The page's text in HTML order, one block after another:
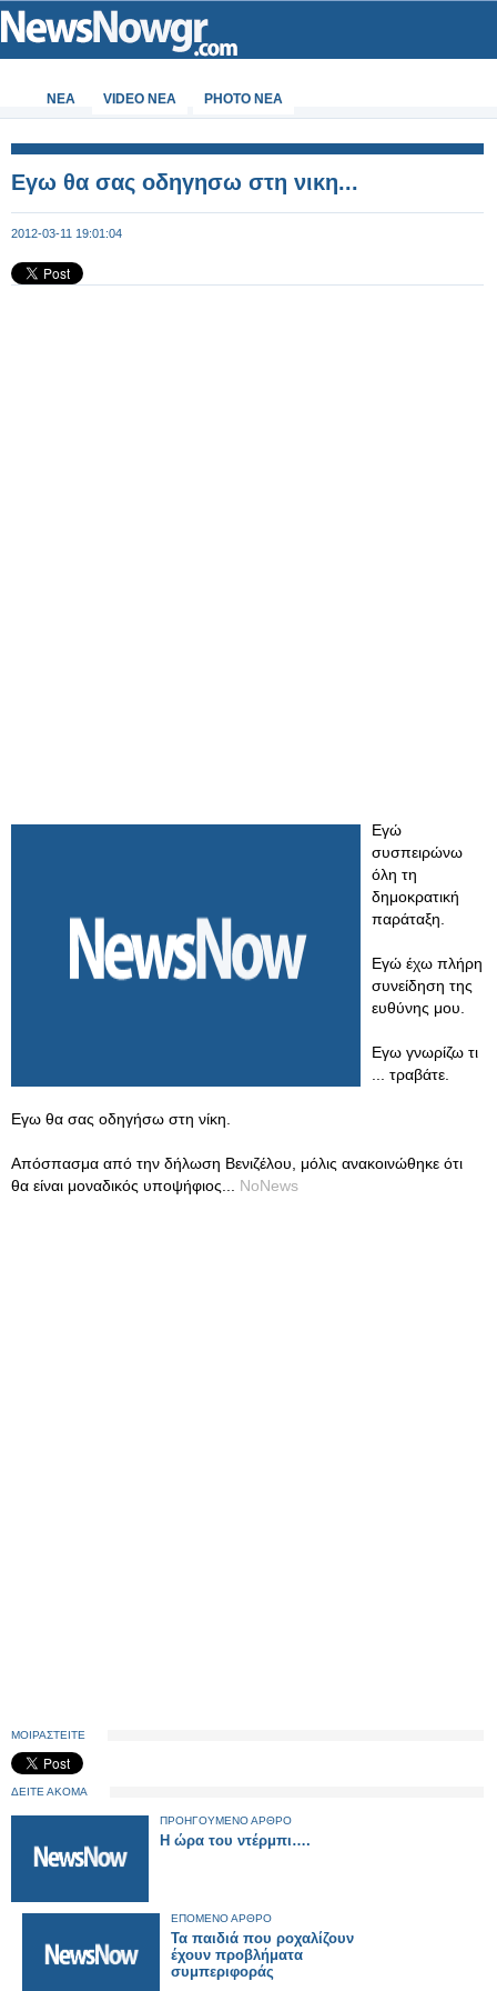
ΝΕΑ VIDEO NEA PHOTO NEA
Εγω θα σας οδηγησω στη νικη...
2012-03-11 19:01:04
Εγώ
συσπειρώνω
όλη τη
δημοκρατική
παράταξη.
Εγώ έχω πλήρη
συνείδηση της
ευθύνης μου.
Εγω γνωρίζω τι
... τραβάτε.
Εγω θα σας οδηγήσω στη νίκη.
Απόσπασμα από την δήλωση Βενιζέλου, μόλις ανακοινώθηκε ότι
θα είναι μοναδικός υποψήφιος... NoNews
ΜΟΙΡΑΣΤΕΙΤΕ
ΔΕΙΤΕ ΑΚΟΜΑ
ΠΡΟΗΓΟΥΜΕΝΟ ΑΡΘΡΟ
Η ώρα του ντέρμπι….
ΕΠΟΜΕΝΟ ΑΡΘΡΟ
Τα παιδιά που ροχαλίζουν
έχουν προβλήματα
συμπεριφοράς